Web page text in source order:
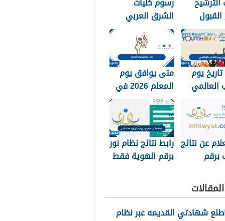
القبول
الملك خالد
الشرق العربي
1448 وكيفية
تسديد الرسوم
يوم
العالمي
متى يوافق يوم
المعلم 2026 في
جميع الدول
العربية
عن نتائج
برقم
رابط نتائج نظام نور
برقم الهوية فقط
شهادتي القديمه عبر نظام